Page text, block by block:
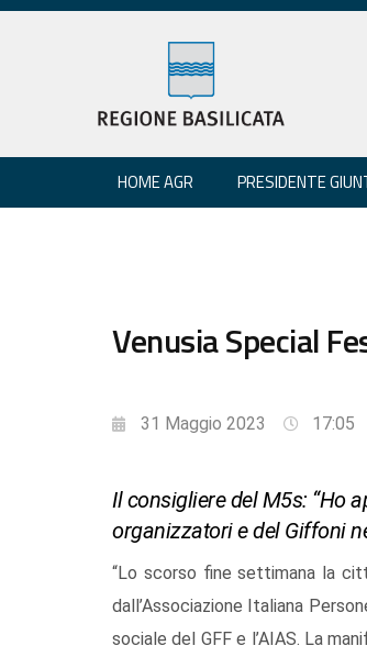
HOME AGR PRESIDENTE
Venusia Special
31 Maggio 2023 17:05
Il consigliere del M5s: “Ho
organizzatori e del Giffoni
“Lo scorso fine settimana la
dall’Associazione Italiana
sociale del GFF e l’AIAS. La